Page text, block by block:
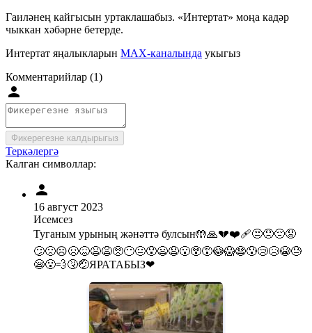
Гаиләнең кайгысын уртаклашабыз. «Интертат» моңа кадәр
чыккан хәбәрне бетерде.
Интертат яңалыкларын MAX-каналында укыгыз
Комментарийлар (1)
Фикерегезне калдырыгыз
Теркәлергә
Калган символлар:
16 август 2023
Исемсез
Туганым урының жәнәттә булсын🤲🙏💔❤‍🩹😒😞😔😟
😕🙁☹️😣😖😫😩🥺😶😐😯😦😧😮😲😵😳😱😨😰😢😥😭😓
😪😮‍💨🤧🤕ЯРАТАБЫЗ❤